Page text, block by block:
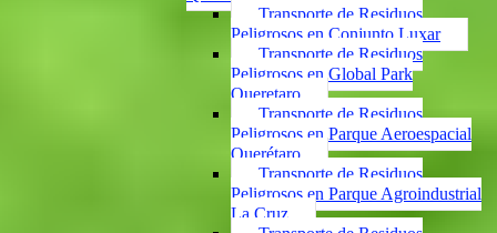
Transporte de Residuos
Peligrosos en Conjunto Luxar
Transporte de Residuos
Peligrosos en Global Park
Queretaro
Transporte de Residuos
Peligrosos en Parque Aeroespacial
Querétaro
Transporte de Residuos
Peligrosos en Parque Agroindustrial
La Cruz